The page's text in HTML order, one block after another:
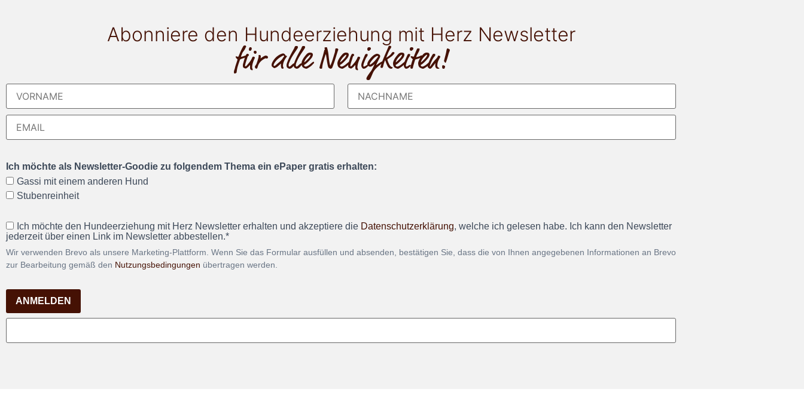
Abonniere den Hundeerziehung mit Herz Newsletter
für alle Neuigkeiten!
Ich möchte als Newsletter-Goodie zu folgendem Thema ein ePaper gratis erhalten:
Gassi mit einem anderen Hund
Stubenreinheit
Ich möchte den Hundeerziehung mit Herz Newsletter erhalten und akzeptiere die Datenschutzerklärung, welche ich gelesen habe. Ich kann den Newsletter
jederzeit über einen Link im Newsletter abbestellen.*
Wir verwenden Brevo als unsere Marketing-Plattform. Wenn Sie das Formular ausfüllen und absenden, bestätigen Sie, dass die von Ihnen angegebenen Informationen an Brevo
zur Bearbeitung gemäß den Nutzungsbedingungen übertragen werden.
ANMELDEN